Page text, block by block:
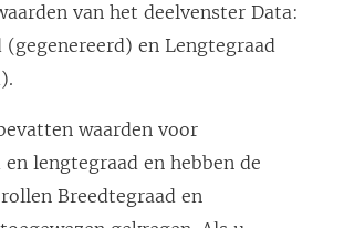
van het deelvenster Data:
(gegenereerd) en Lengtegraad
waarden voor
lengtegraad en hebben de
Breedtegraad en